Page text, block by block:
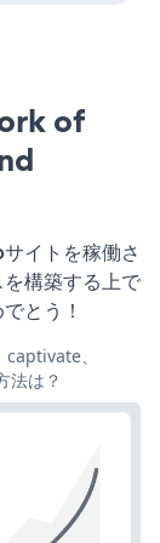
of
イトを稼働さ
構築する上で
とう！
、
法は？